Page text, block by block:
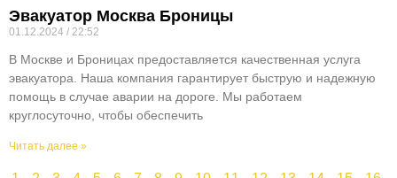
Эвакуатор Москва Броницы
01.12.2024 22:52
В Москве и Броницах предоставляется качественная услуга
эвакуатора. Наша компания гарантирует быструю и надежную
помощь в случае аварии на дороге. Мы работаем
круглосуточно, чтобы обеспечить
Читать далее »